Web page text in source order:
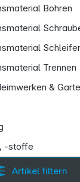
Bohren
Trennen
&
-stoffe
Artikel filtern